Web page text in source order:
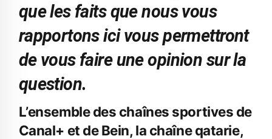
que les faits que nous vous
rapportons ici vous permettront
de vous faire une opinion sur la
question.
L’ensemble des chaînes sportives de
Canal+ et de Bein, la chaîne qatarie,